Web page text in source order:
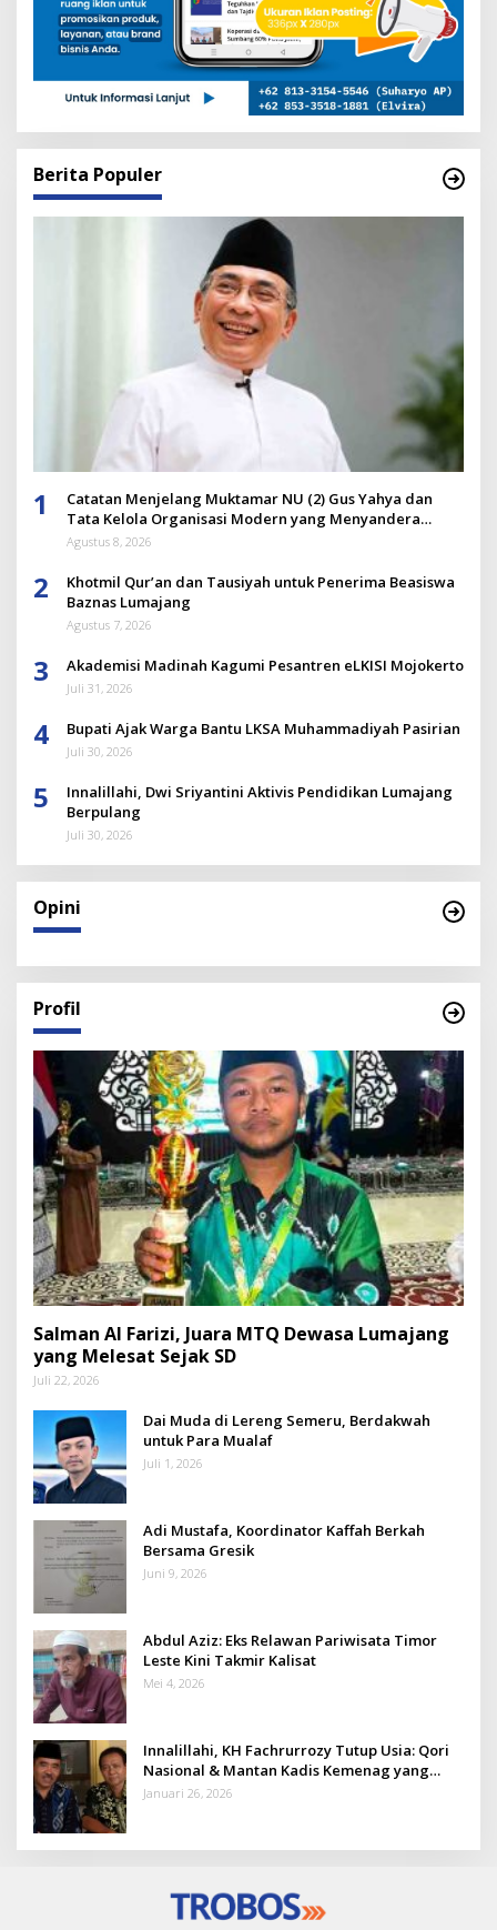
Berita Populer
1
Catatan Menjelang Muktamar NU (2) Gus Yahya dan
Tata Kelola Organisasi Modern yang Menyandera
Dirinya
Agustus 8, 2026
2
Khotmil Qur’an dan Tausiyah untuk Penerima Beasiswa
Baznas Lumajang
Agustus 7, 2026
3 Akademisi Madinah Kagumi Pesantren eLKISI Mojokerto
Juli 31, 2026
4 Bupati Ajak Warga Bantu LKSA Muhammadiyah Pasirian
Juli 30, 2026
5
Innalillahi, Dwi Sriyantini Aktivis Pendidikan Lumajang
Berpulang
Juli 30, 2026
Opini
Profil
Salman Al Farizi, Juara MTQ Dewasa Lumajang
yang Melesat Sejak SD
Juli 22, 2026
Dai Muda di Lereng Semeru, Berdakwah
untuk Para Mualaf
Juli 1, 2026
Adi Mustafa, Koordinator Kaffah Berkah
Bersama Gresik
Juni 9, 2026
Abdul Aziz: Eks Relawan Pariwisata Timor
Leste Kini Takmir Kalisat
Mei 4, 2026
Innalillahi, KH Fachrurrozy Tutup Usia: Qori
Nasional & Mantan Kadis Kemenag yang
Penuh Teladan
Januari 26, 2026